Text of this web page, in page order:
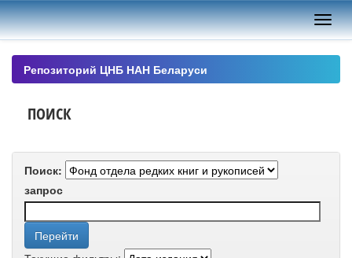
Skip
navigation
Репозиторий ЦНБ НАН Беларуси
ПОИСК
Поиск:
запрос